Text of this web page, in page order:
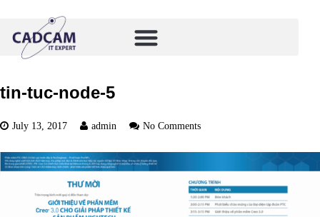
tin-tuc-node-5
July 13, 2017 admin No Comments